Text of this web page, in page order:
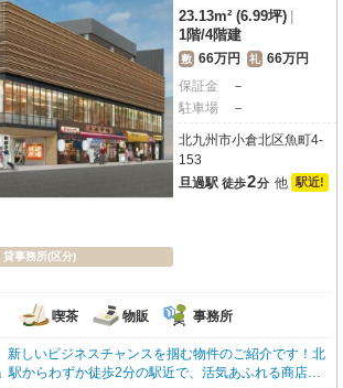
貸事務所(区分)
23.13m² (6.99坪)
1階/4階建
敷 66万円 礼 66万円
保証金
－
駐車場
－
北九州市小倉北区魚町4-
153
旦過駅 徒歩2分 他 駅近!
喫茶 物販 事務所
新しいビジネスチャンスを掴む物件のご紹介です！北
駅からわずか徒歩2分の駅近で、活気あふれる商店街